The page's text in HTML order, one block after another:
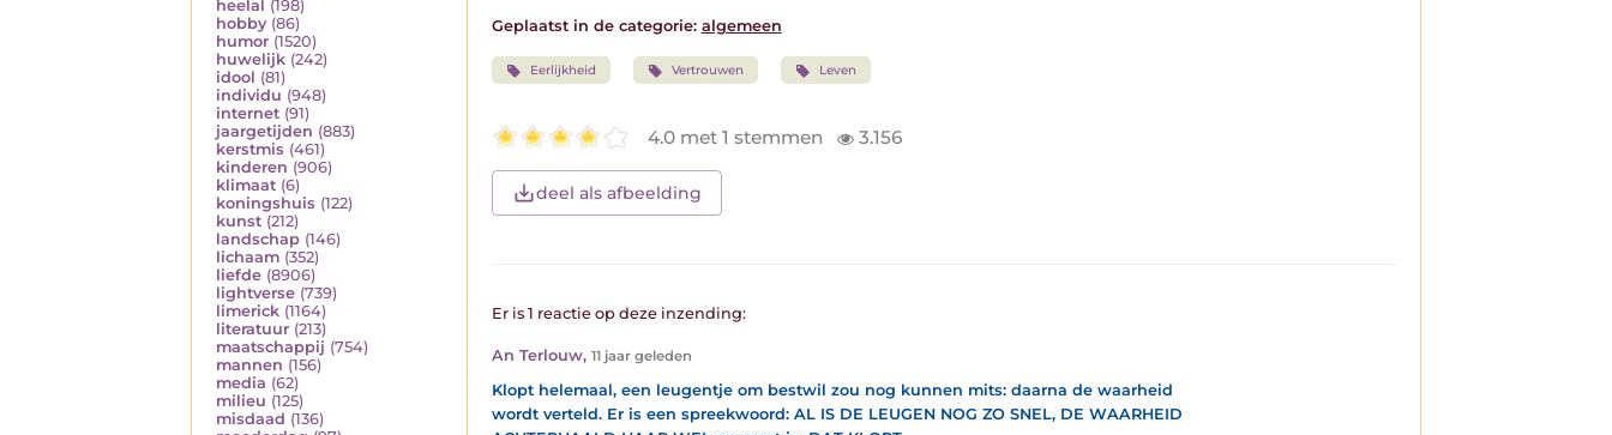
heelal (198)
hobby (86)
humor (1520)
huwelijk (242)
idool (81)
individu (948)
internet (91)
jaargetijden (883)
kerstmis (461)
kinderen (906)
klimaat (6)
koningshuis (122)
kunst (212)
landschap (146)
lichaam (352)
liefde (8906)
lightverse (739)
limerick (1164)
literatuur (213)
maatschappij (754)
mannen (156)
media (62)
milieu (125)
misdaad (136)
Geplaatst in de categorie: algemeen
Eerlijkheid Vertrouwen Leven
4.0 met 1 stemmen 3.156
deel als afbeelding
Er is 1 reactie op deze inzending:
An Terlouw, 11 jaar geleden
Klopt helemaal, een leugentje om bestwil zou nog kunnen mits: daarna de waarheid
wordt verteld. Er is een spreekwoord: AL IS DE LEUGEN NOG ZO SNEL, DE WAARHEID